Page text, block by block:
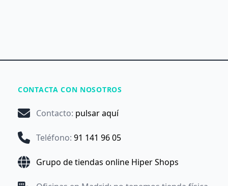
CONTACTA CON NOSOTROS
Contacto: pulsar aquí
Teléfono: 91 141 96 05
Grupo de tiendas online Hiper Shops